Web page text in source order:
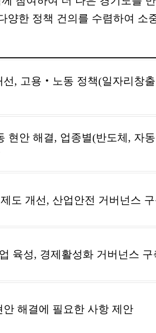
한 정책 건의를 수렴하여 소
, 고용‧노동 정책(일자리창
안 해결, 업종별(반도체, 자
도 개선, 산업안전 거버넌스
육성, 경제활성화 거버넌스
해결에 필요한 사항 제안